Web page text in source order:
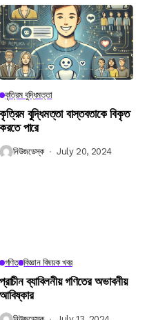
কৃত্রিম বুদ্ধিমত্তা
কৃত্রিম বুদ্ধিমত্তা বাস্তবতাকে বিকৃত
করতে পারে
নিউজডেস্ক July 20, 2024
গণিত বিজ্ঞান বিষয়ক খবর
প্রাচীন ব্যাবিলনীয় গণিতের অভাবনীয়
আবিষ্কার